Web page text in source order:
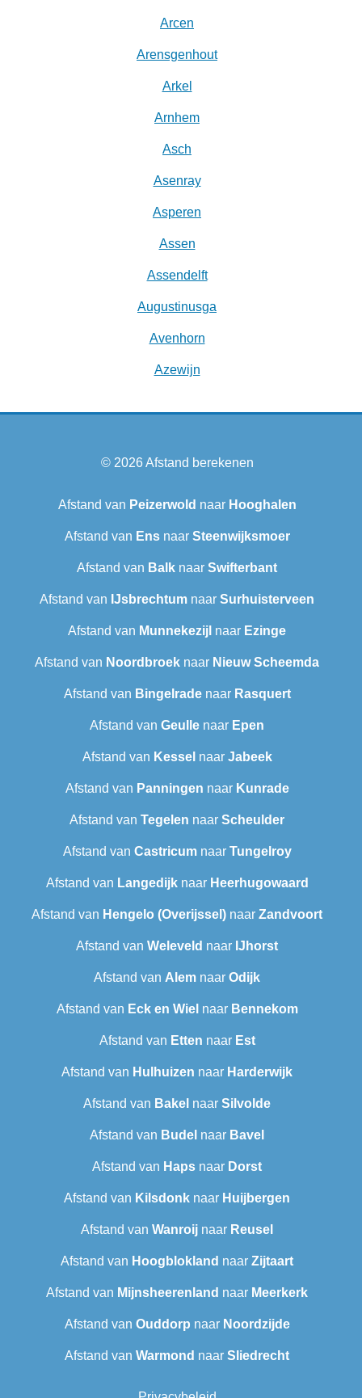
Arcen
Arensgenhout
Arkel
Arnhem
Asch
Asenray
Asperen
Assen
Assendelft
Augustinusga
Avenhorn
Azewijn
© 2026Afstand berekenen
Afstand van Peizerwold naar Hooghalen
Afstand van Ensnaar Steenwijksmoer
Afstand van Balk naar Swifterbant
Afstand van IJsbrechtum naar Surhuisterveen
Afstand van Munnekezijl naar Ezinge
Afstand van Noordbroek naar Nieuw Scheemda
Afstand van Bingelradenaar Rasquert
Afstand van Geulle naar Epen
Afstand van Kessel naar Jabeek
Afstand van Panningen naar Kunrade
Afstand van Tegelen naar Scheulder
Afstand van Castricumnaar Tungelroy
Afstand van Langedijknaar Heerhugowaard
Afstand van Hengelo (Overijssel) naar Zandvoort
Afstand van Weleveld naar IJhorst
Afstand van Alem naar Odijk
Afstand van Eck en Wiel naar Bennekom
Afstand van Etten naar Est
Afstand van Hulhuizen naar Harderwijk
Afstand van Bakel naar Silvolde
Afstand van Budel naar Bavel
Afstand van Haps naar Dorst
Afstand van Kilsdonk naar Huijbergen
Afstand van Wanroij naar Reusel
Afstand van Hoogblokland naar Zijtaart
Afstand van Mijnsheerenland naar Meerkerk
Afstand van Ouddorp naar Noordzijde
Afstand van Warmond naar Sliedrecht